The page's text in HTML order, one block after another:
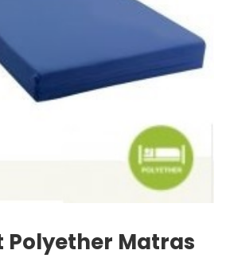
Matras